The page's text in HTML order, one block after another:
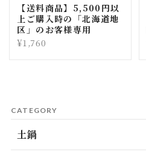
【送料商品】5,500円以
上ご購入時の「北海道地
区」のお客様専用
¥1,760
CATEGORY
土鍋